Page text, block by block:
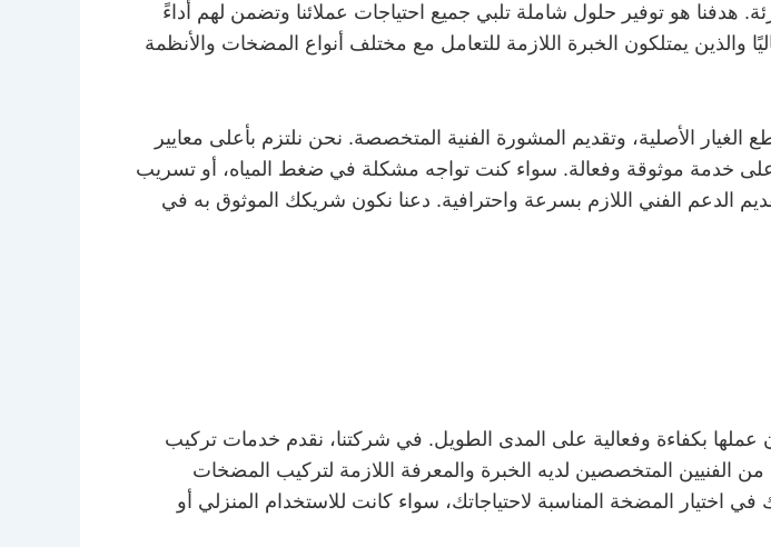
هدفنا هو توفير حلول شاملة تلبي جميع احتياجات عملائنا وتضمن لهم أداءً
والذين يمتلكون الخبرة اللازمة للتعامل مع مختلف أنواع المضخات والأنظمة
الأصلية، وتقديم المشورة الفنية المتخصصة. نحن نلتزم بأعلى معايير
خدمة موثوقة وفعالة. سواء كنت تواجه مشكلة في ضغط المياه، أو تسريب
الدعم الفني اللازم بسرعة واحترافية. دعنا نكون شريكك الموثوق به في
بكفاءة وفعالية على المدى الطويل. في شركتنا، نقدم خدمات تركيب
الفنيين المتخصصين لديه الخبرة والمعرفة اللازمة لتركيب المضخات
اختيار المضخة المناسبة لاحتياجاتك، سواء كانت للاستخدام المنزلي أو